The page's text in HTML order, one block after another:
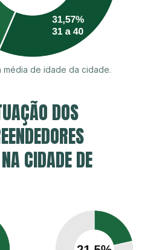
média de idade da cidade.
DOS
CIDADE DE